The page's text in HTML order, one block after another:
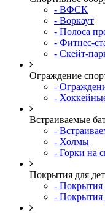
- ВФСК
- Воркаут
- Полоса
- Фитнес-
- Скейт-
Ограждение
-
-
Встраиваемые
-
- Холмы
- Горки на
Покрытия для
- Покрытия
- Покрытия